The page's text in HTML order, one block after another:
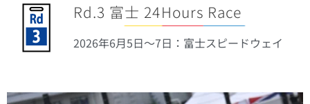
Rd.3 富士 24Hours Race
2026年6月5日〜7日：富士スピードウェイ